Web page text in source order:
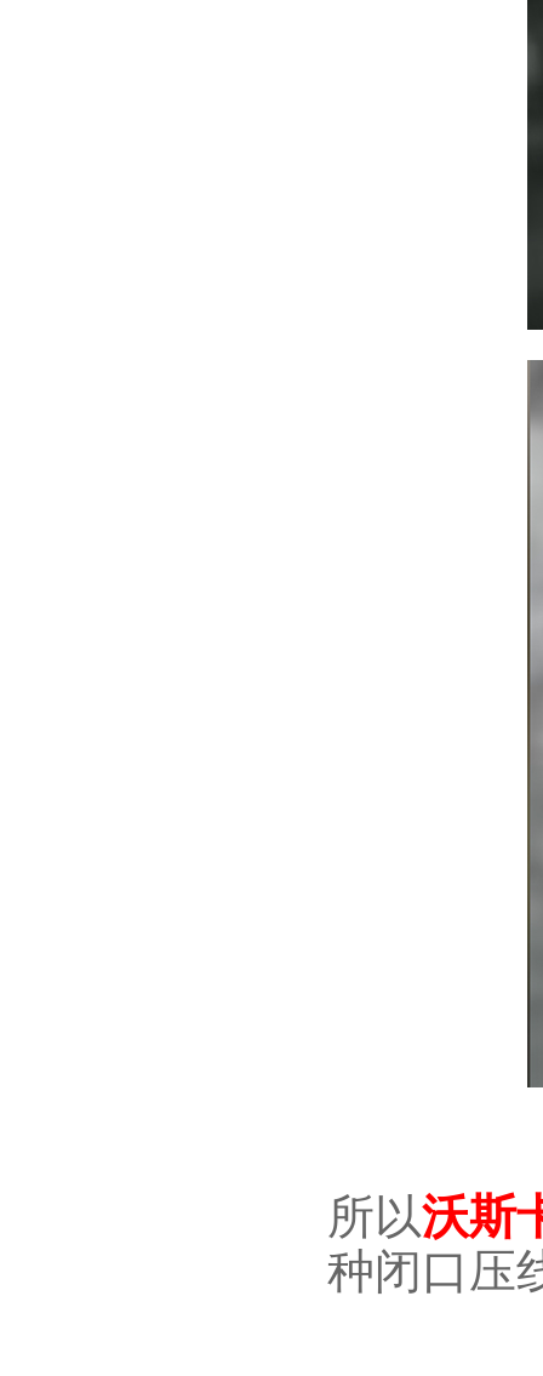
所以沃斯
种闭口压